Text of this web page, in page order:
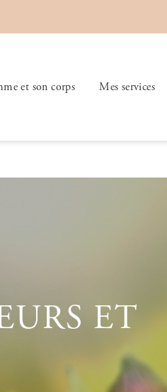
et son corps Mes services
ET